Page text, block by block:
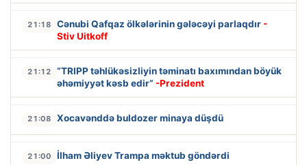
21:18 Cənubi Qafqaz ölkələrinin gələcəyi parlaqdır -
Stiv Uitkoff
21:12
“TRIPP təhlükəsizliyin təminatı baxımından böyük
əhəmiyyət kəsb edir” -Prezident
21:08 Xocavənddə buldozer minaya düşdü
21:00 İlham Əliyev Trampa məktub göndərdi